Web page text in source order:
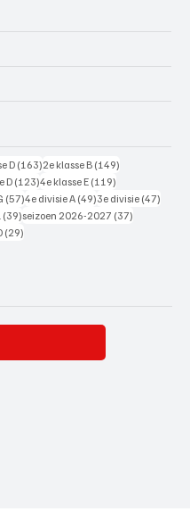
D (163)163 posts
2e klasse B (149)
D(123)123 posts
4e klasse E (119)
(57)57 posts
4e divisie A (49)49 posts
3e divisie (47)
(39)39 posts
seizoen 2026-2027 (37)
(29)